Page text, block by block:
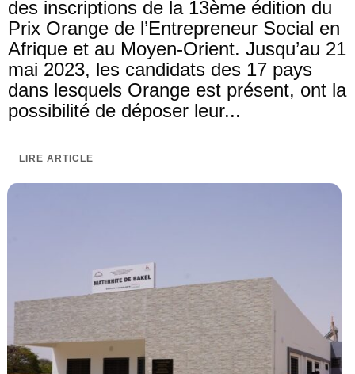
des inscriptions de la 13ème édition du
Prix Orange de l’Entrepreneur Social en
Afrique et au Moyen-Orient. Jusqu’au 21
mai 2023, les candidats des 17 pays
dans lesquels Orange est présent, ont la
possibilité de déposer leur...
LIRE ARTICLE